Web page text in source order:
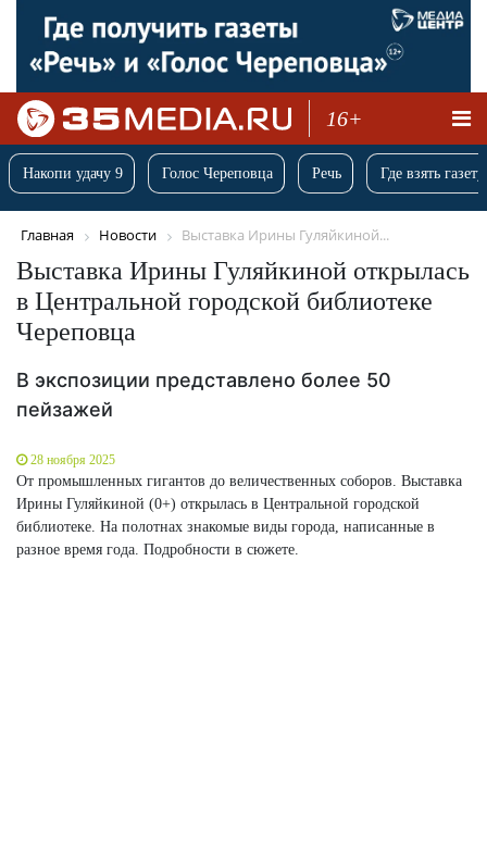
16+
Накопи удачу 9 Голос Череповца Речь Где взять
Главная Новости Выставка Ирины Гуляйкиной...
Выставка Ирины Гуляйкиной открылась
в Центральной городской библиотеке
Череповца
В экспозиции представлено более 50
пейзажей
28 ноября 2025
От промышленных гигантов до величественных соборов. Выставка
Ирины Гуляйкиной (0+) открылась в Центральной городской
библиотеке. На полотнах знакомые виды города, написанные в
разное время года. Подробности в сюжете.